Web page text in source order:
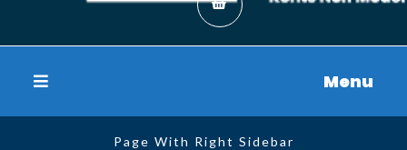
Menu
Page With Right Sidebar